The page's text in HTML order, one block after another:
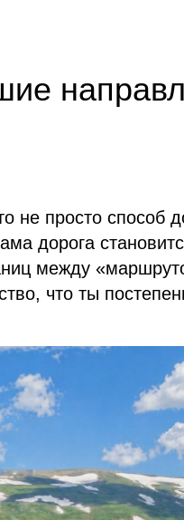
просто способ
дорога
между
что ты